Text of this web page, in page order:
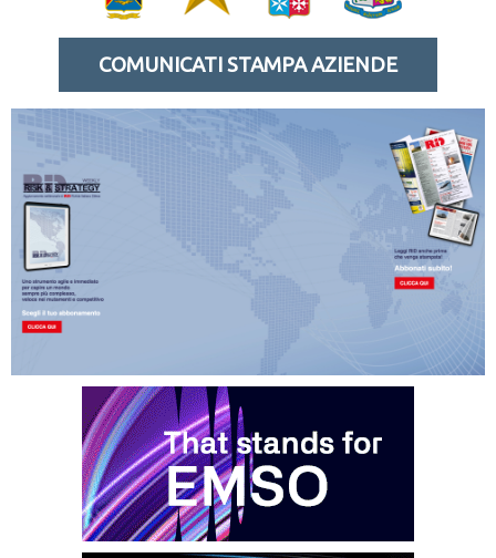
COMUNICATI STAMPA AZIENDE